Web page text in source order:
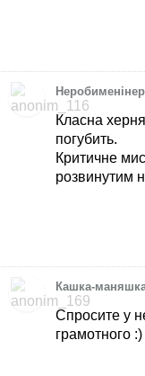
Класна
погубить.
Критичне
розвинутим
Кашка-
Спросите у
грамотного :)